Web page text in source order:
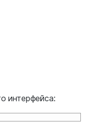
интерфейса: